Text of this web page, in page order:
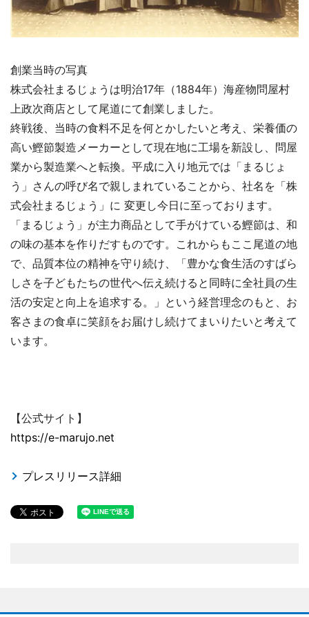
創業当時の写真
株式会社まるじょうは明治17年（1884年）海産物問屋村
上政次商店として尾道にて創業しました。
終戦後、当時の食料不足を何とかしたいと考え、栄養価の
高い鰹節製造メーカーとして現在地に工場を新設し、問屋
業から製造業へと転換。平成に入り地元では「まるじょ
う」さんの呼び名で親しまれていることから、社名を「株
式会社まるじょう」に 変更し今日に至っております。
「まるじょう」が主力商品として手がけている鰹節は、和
の味の基本を作りだすものです。これからもここ尾道の地
で、品質本位の精神を守り続け、「豊かな食生活のすばら
しさを子どもたちの世代へ伝え続けると同時に全社員の生
活の安定と向上を追求する。」という経営理念のもと、お
客さまの食卓に笑顔をお届けし続けてまいりたいと考えて
います。
【公式サイト】
https://e-marujo.net
プレスリリース詳細